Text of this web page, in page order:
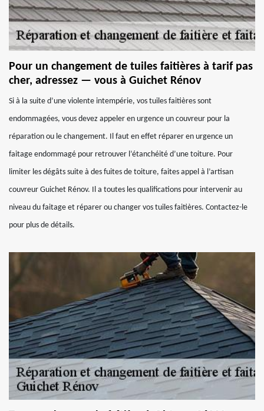
Pour un changement de tuiles faitières à tarif pas
cher, adressez — vous à Guichet Rénov
Si à la suite d’une violente intempérie, vos tuiles faitières sont
endommagées, vous devez appeler en urgence un couvreur pour la
réparation ou le changement. Il faut en effet réparer en urgence un
faitage endommagé pour retrouver l’étanchéité d’une toiture. Pour
limiter les dégâts suite à des fuites de toiture, faites appel à l’artisan
couvreur Guichet Rénov. Il a toutes les qualifications pour intervenir au
niveau du faitage et réparer ou changer vos tuiles faitières. Contactez-le
pour plus de détails.